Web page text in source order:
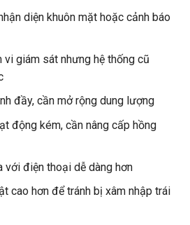
diện khuôn mặt hoặc cảnh báo
vi giám sát nhưng hệ thống cũ
đầy, cần mở rộng dung lượng
động kém, cần nâng cấp hồng
với điện thoại dễ dàng hơn
cao hơn để tránh bị xâm nhập trái